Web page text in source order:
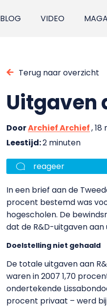
BLOG VIDEO
Terug naar overzicht
Uitgaven
DoorArchief Archief,
Leestijd:2 minuten
reageer
In een brief aan de
procent bestemd was
hogescholen. De
dat de R&D-uitgaven
Doelstelling niet gehaald
De totale uitgaven aan
waren in 2007 1,70
ondertekende
procent privaat – werd